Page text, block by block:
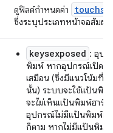
ดูฟิลด์กำหนดค่า
ซึ่งระบุประเภทหน้าจอสัมผั
keysexposed : อุป
พิมพ์ หากอุปกรณ์เปิดใ
เสมือน (ซึ่งมีแนวโน้มที่จ
นั้น) ระบบจะใช้แป้นพิม
จะไม่เห็นแป้นพิมพ์ฮาร์ด
อุปกรณ์ไม่มีแป้นพิมพ์ฮา
ก็ตาม หากไม่มีแป้นพิมพ์